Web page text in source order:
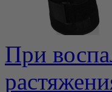
При